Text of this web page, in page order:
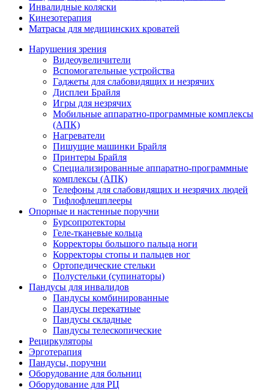
Инвалидные коляски
Кинезотерапия
Матрасы для медицинских кроватей
Нарушения зрения
Видеоувеличители
Вспомогательные устройства
Гаджеты для слабовидящих и незрячих
Дисплеи Брайля
Игры для незрячих
Мобильные аппаратно-программные комплексы
(АПК)
Нагреватели
Пишущие машинки Брайля
Принтеры Брайля
Специализированные аппаратно-программные
комплексы (АПК)
Телефоны для слабовидящих и незрячих людей
Тифлофлешплееры
Опорные и настенные поручни
Бурсопротекторы
Геле-тканевые кольца
Корректоры большого пальца ноги
Корректоры стопы и пальцев ног
Ортопедические стельки
Полустельки (супинаторы)
Пандусы для инвалидов
Пандусы комбинированные
Пандусы перекатные
Пандусы складные
Пандусы телескопические
Рециркуляторы
Эрготерапия
Пандусы, поручни
Оборудование для больниц
Оборудование для РЦ